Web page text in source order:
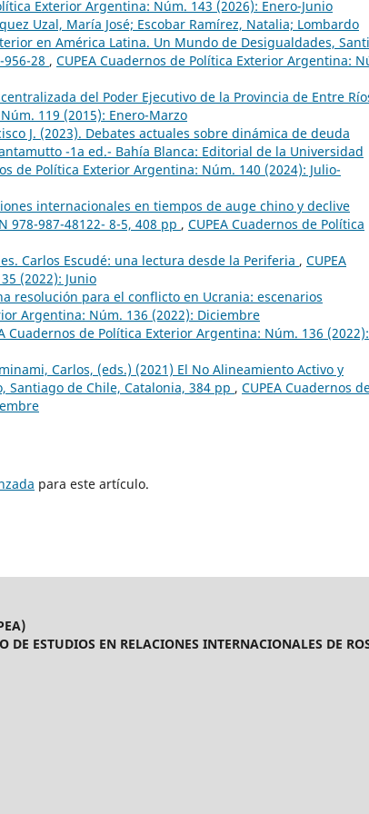
Exterior Argentina: Núm. 143 (2026): Enero-Junio
Uzal, María José; Escobar Ramírez, Natalia; Lombardo
en América Latina. Un Mundo de Desigualdades,
28 , CUPEA Cuadernos de Política Exterior Argentina:
del Poder Ejecutivo de la Provincia de Entre
119 (2015): Enero-Marzo
J. (2023). Debates actuales sobre dinámica de deuda
-1a ed.- Bahía Blanca: Editorial de la Universidad
de Política Exterior Argentina: Núm. 140 (2024): Julio-
internacionales en tiempos de auge chino y declive
978-987-48122- 8-5, 408 pp , CUPEA Cuadernos de Política
Carlos Escudé: una lectura desde la Periferia , CUPEA
(2022): Junio
resolución para el conflicto en Ucrania: escenarios
Argentina: Núm. 136 (2022): Diciembre
Cuadernos de Política Exterior Argentina: Núm. 136 (2022):
Carlos, (eds.) (2021) El No Alineamiento Activo y
Santiago de Chile, Catalonia, 384 pp , CUPEA Cuadernos
para este artículo.
DE ESTUDIOS EN RELACIONES INTERNACIONALES DE